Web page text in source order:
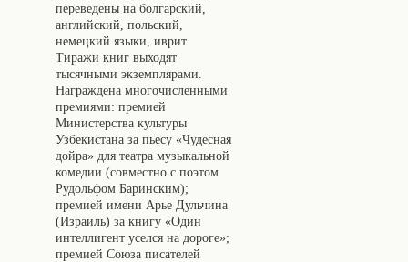
переведены на болгарский,
английский, польский,
немецкий языки, иврит.
Тиражи книг выходят
тысячными экземплярами.
Награждена многочисленными
премиями: премией
Министерства культуры
Узбекистана за пьесу «Чудесная
дойра» для театра музыкальной
комедии (совместно с поэтом
Рудольфом Баринским);
премией имени Арье Дульчина
(Израиль) за книгу «Один
интеллигент уселся на дороге»;
премией Союза писателей